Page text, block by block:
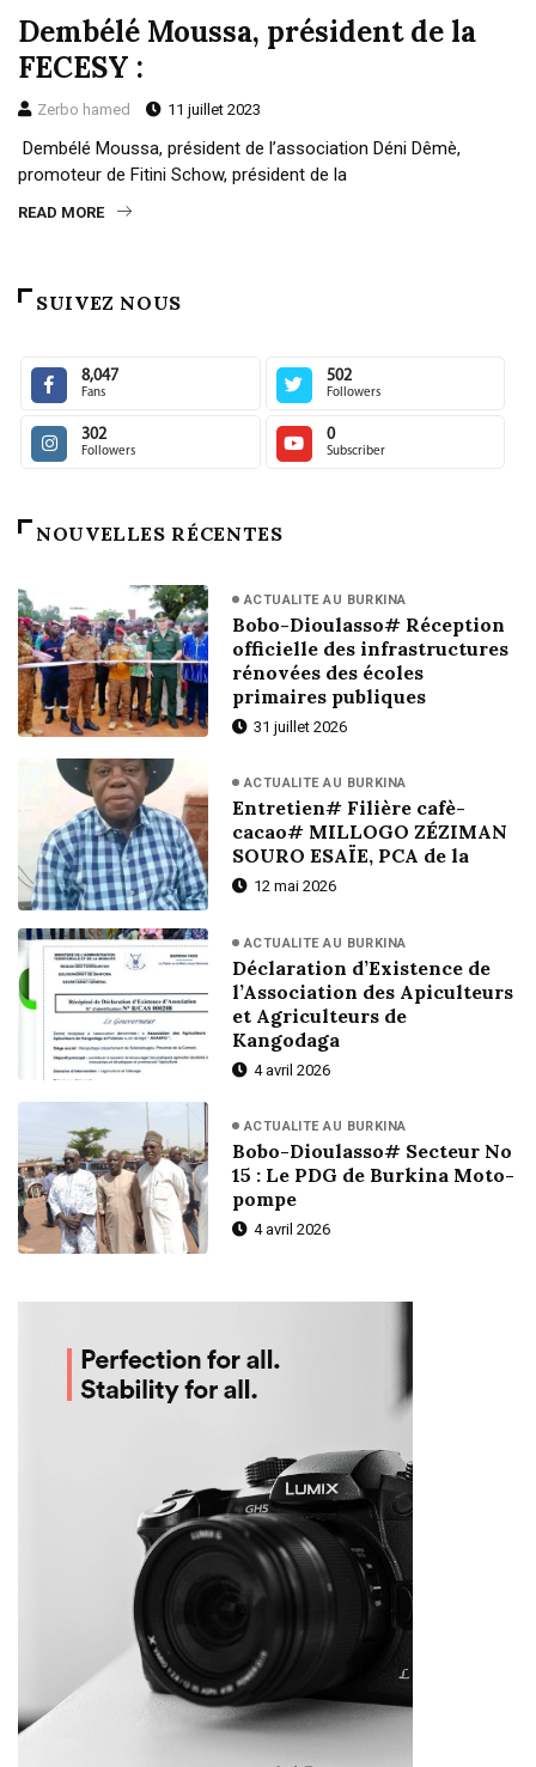
Dembélé Moussa, président de la
FECESY :
Zerbo hamed 11 juillet 2023
Dembélé Moussa, président de l’association Déni Dêmè,
promoteur de Fitini Schow, président de la
READ MORE
SUIVEZ NOUS
8,047
Fans
502
Followers
302
Followers
0
Subscriber
NOUVELLES RÉCENTES
ACTUALITE AU BURKINA
Bobo-Dioulasso# Réception
officielle des infrastructures
rénovées des écoles
primaires publiques
31 juillet 2026
ACTUALITE AU BURKINA
Entretien# Filière cafè-
cacao# MILLOGO ZÉZIMAN
SOURO ESAÏE, PCA de la
12 mai 2026
ACTUALITE AU BURKINA
Déclaration d’Existence de
l’Association des Apiculteurs
et Agriculteurs de
Kangodaga
4 avril 2026
ACTUALITE AU BURKINA
Bobo-Dioulasso# Secteur No
15 : Le PDG de Burkina Moto-
pompe
4 avril 2026